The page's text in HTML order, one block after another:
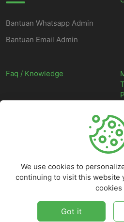
Bantuan Whatsapp Admin
Bantuan Email Admin
Faq / Knowledge
Terpercaya - All
We use cookies to
continuing to visit this website
cookies
Got it